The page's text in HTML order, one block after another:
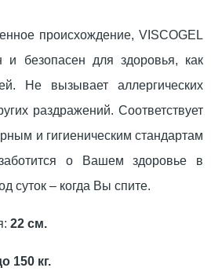
происхождение, VISCOGEL
и безопасен для здоровья, как
Не вызывает аллергических
раздражений. Соответствует
и гигиеническим стандартам
о Вашем здоровье в
суток – когда Вы спите.
22 см.
150 кг.